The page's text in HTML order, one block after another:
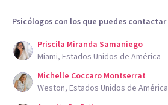
Psicólogos con los que puedes contactar
Priscila Miranda Samaniego
Miami, Estados Unidos de América
Michelle Coccaro Montserrat
Weston, Estados Unidos de América